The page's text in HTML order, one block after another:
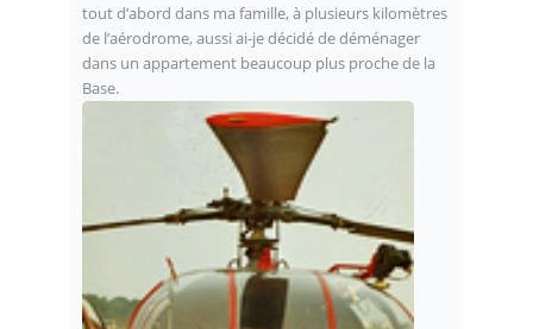
tout d’abord dans ma famille, à plusieurs kilomètres
de l’aérodrome, aussi ai-je décidé de déménager
dans un appartement beaucoup plus proche de la
Base.